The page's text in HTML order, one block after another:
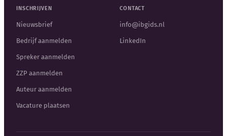
INSCHRIJVEN
Nieuwsbrief
Bedrijf aanmelden
Spreker aanmelden
ZZP aanmelden
Auteur aanmelden
Vacature plaatsen
CONTACT
info@ibgids.nl
LinkedIn